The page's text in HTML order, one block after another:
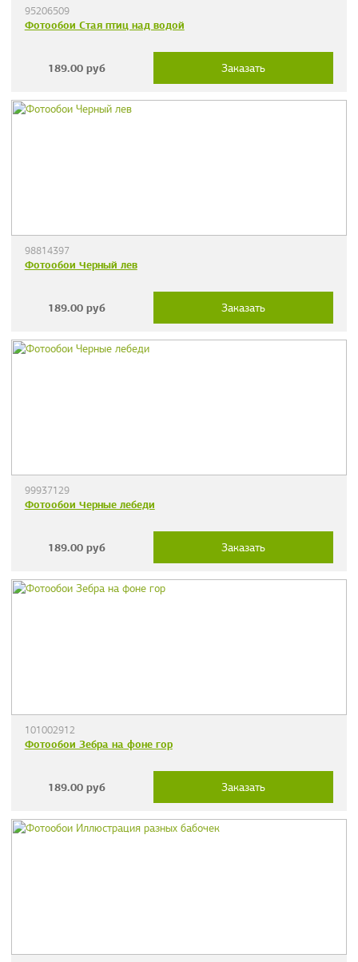
95206509
Фотообои Стая птиц над водой
189.00 руб Заказать
98814397
Фотообои Черный лев
189.00 руб Заказать
99937129
Фотообои Черные лебеди
189.00 руб Заказать
101002912
Фотообои Зебра на фоне гор
189.00 руб Заказать